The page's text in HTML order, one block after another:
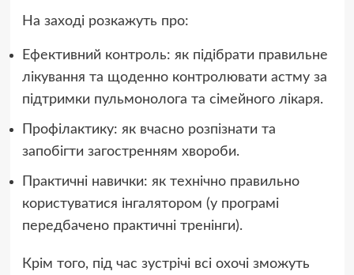
На заході розкажуть про:
Ефективний контроль: як підібрати правильне
лікування та щоденно контролювати астму за
підтримки пульмонолога та сімейного лікаря.
Профілактику: як вчасно розпізнати та
запобігти загостренням хвороби.
Практичні навички: як технічно правильно
користуватися інгалятором (у програмі
передбачено практичні тренінги).
Крім того, під час зустрічі всі охочі зможуть